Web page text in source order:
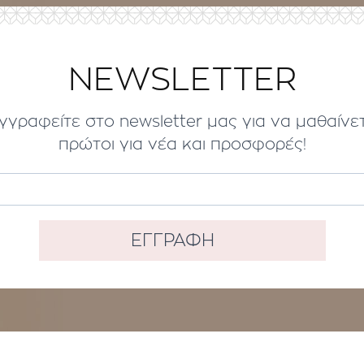
NEWSLETTER
στο newsletter μας για να
πρώτοι για νέα και προσφορές!
ΕΓΓΡΑΦΗ